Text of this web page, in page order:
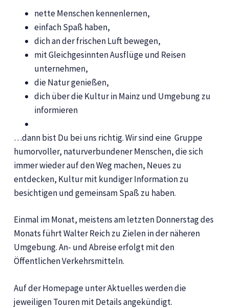
nette Menschen kennenlernen,
einfach Spaß haben,
dich an der frischen Luft bewegen,
mit Gleichgesinnten Ausflüge und Reisen
unternehmen,
die Natur genießen,
dich über die Kultur in Mainz und Umgebung zu
informieren
…dann bist Du bei uns richtig. Wir sind eine Gruppe
humorvoller, naturverbundener Menschen, die sich
immer wieder auf den Weg machen, Neues zu
entdecken, Kultur mit kundiger Information zu
besichtigen und gemeinsam Spaß zu haben.
Einmal im Monat, meistens am letzten Donnerstag des
Monats führt Walter Reich zu Zielen in der näheren
Umgebung. An- und Abreise erfolgt mit den
Öffentlichen Verkehrsmitteln.
Auf der Homepage unter Aktuelles werden die
jeweiligen Touren mit Details angekündigt.